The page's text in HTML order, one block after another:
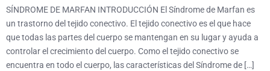
SÍNDROME DE MARFAN INTRODUCCIÓN El Síndrome de Marfan es
un trastorno del tejido conectivo. El tejido conectivo es el que hace
que todas las partes del cuerpo se mantengan en su lugar y ayuda a
controlar el crecimiento del cuerpo. Como el tejido conectivo se
encuentra en todo el cuerpo, las características del Síndrome de […]